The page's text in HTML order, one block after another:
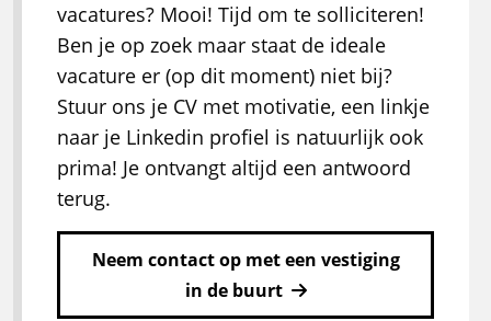
vacatures? Mooi! Tijd om te solliciteren!
Ben je op zoek maar staat de ideale
vacature er (op dit moment) niet bij?
Stuur ons je CV met motivatie, een linkje
naar je Linkedin profiel is natuurlijk ook
prima! Je ontvangt altijd een antwoord
terug.
Neem contact op met een vestiging
in de buurt